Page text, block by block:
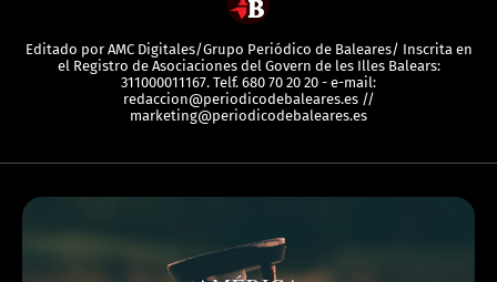
Editado por AMC Digitales/Grupo Periódico de Baleares/ Inscrita en
el Registro de Asociaciones del Govern de les Illes Balears:
311000011167. Telf. 680 70 20 20 - e-mail:
redaccion@periodicodebaleares.es //
marketing@periodicodebaleares.es